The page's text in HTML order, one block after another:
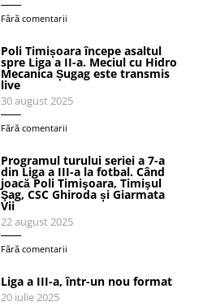
Fără comentarii
Poli Timișoara începe asaltul
spre Liga a II-a. Meciul cu Hidro
Mecanica Șugag este transmis
live
30 august 2025
Fără comentarii
Programul turului seriei a 7-a
din Liga a III-a la fotbal. Când
joacă Poli Timişoara, Timişul
Şag, CSC Ghiroda și Giarmata
Vii
22 august 2025
Fără comentarii
Liga a III-a, într-un nou format
20 iulie 2025